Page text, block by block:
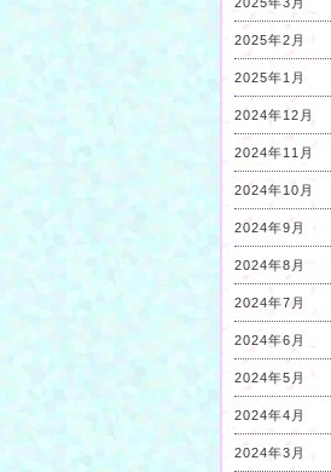
2025年2月
2025年1月
2024年12月
2024年11月
2024年10月
2024年9月
2024年8月
2024年7月
2024年6月
2024年5月
2024年4月
2024年3月